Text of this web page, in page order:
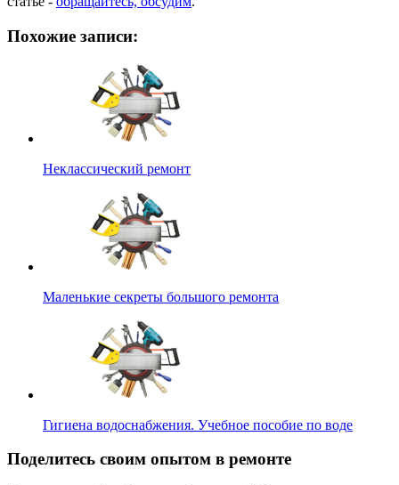
Похожие записи:
Неклассический ремонт
Маленькие секреты большого ремонта
Гигиена водоснабжения. Учебное пособие по воде
Поделитесь своим опытом в ремонте